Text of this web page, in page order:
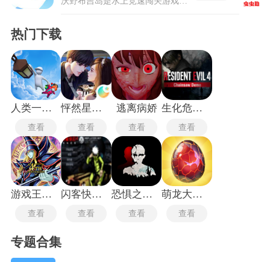
热门下载
人类一败涂地最新版
查看
怦然星动闪艺
查看
逃离病娇
查看
生化危机4重制版
查看
游戏王大师决斗最新版
查看
闪客快打4安卓版
查看
恐惧之间手游
查看
萌龙大乱斗最新版
查看
专题合集